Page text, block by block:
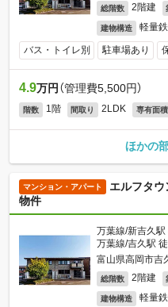
総階数 2階建
建物構造 軽量
バス・トイレ別 駐車場あり
4.9万円 （管理費5,500円）
階数 1階 間取り 2LDK 専有面積
ほかの
マンション・アパート
エルフタ
物件
万葉線/新吉久
万葉線/吉久駅
富山県高岡市吉
総階数 2階建
建物構造 軽量